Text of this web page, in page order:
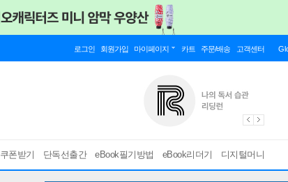
로그인 회원가입 마이페이지 카트 주문/배송 고객센터
쿠폰받기 단독선출간 eBook필기방법 eBook리더기 디지털머니